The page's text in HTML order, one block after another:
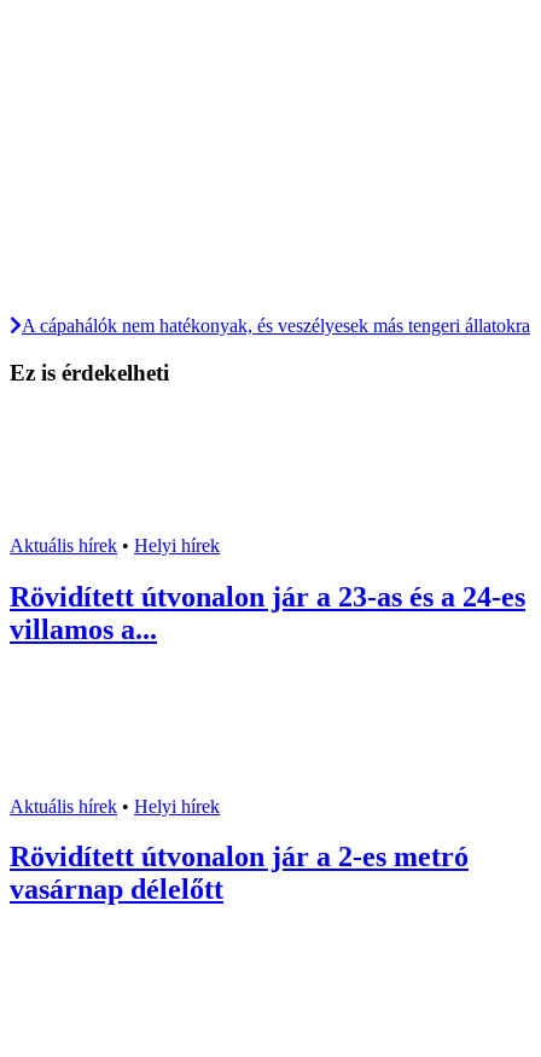
A cápahálók nem hatékonyak, és veszélyesek más tengeri állatokra
Ez is érdekelheti
Aktuális hírek • Helyi hírek
Rövidített útvonalon jár a 23-as és a 24-es
villamos a...
Aktuális hírek • Helyi hírek
Rövidített útvonalon jár a 2-es metró
vasárnap délelőtt